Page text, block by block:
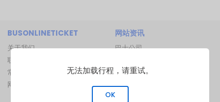
BUSONLINETICKET
关于我们
联络我们
常见问题
网站地图
网站资讯
巴士公司
渡船码头
船路线
火车路线
无法加载行程，请重试。
OK